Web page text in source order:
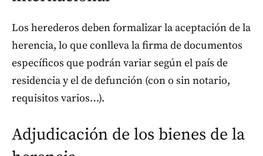
Los herederos deben formalizar la aceptación de la
herencia, lo que conlleva la firma de documentos
específicos que podrán variar según el país de
residencia y el de defunción (con o sin notario,
requisitos varios…).
Adjudicación de los bienes de la